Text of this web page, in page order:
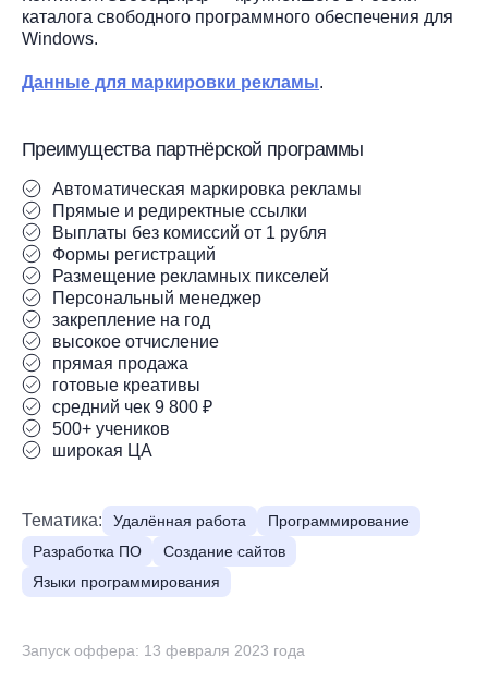
каталога свободного программного обеспечения для
Windows.
Данные для маркировки рекламы.
Преимущества партнёрской программы
Автоматическая маркировка рекламы
Прямые и редиректные ссылки
Выплаты без комиссий от 1 рубля
Формы регистраций
Размещение рекламных пикселей
Персональный менеджер
закрепление на год
высокое отчисление
прямая продажа
готовые креативы
средний чек 9 800 ₽
500+ учеников
широкая ЦА
Тематика: Удалённая работа
Программирование
Разработка ПО
Создание сайтов
Языки программирования
Запуск оффера: 13 февраля 2023 года